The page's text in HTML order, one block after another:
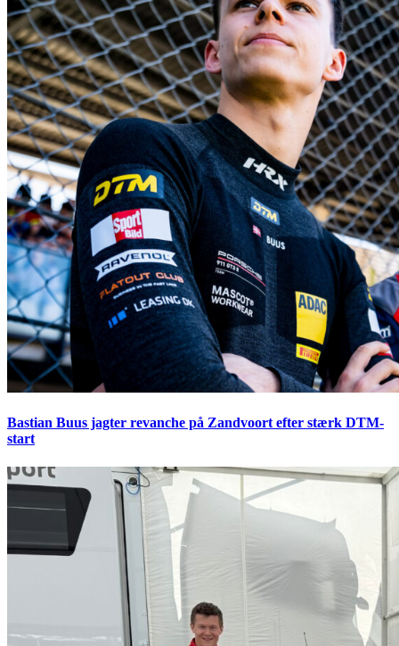
Bastian Buus jagter revanche på Zandvoort efter stærk DTM-
start